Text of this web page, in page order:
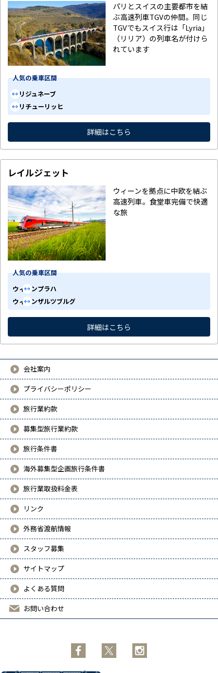
パリとスイスの主要都市を結
ぶ高速列車TGVの仲間。同じ
TGVでもスイス行は「Lyria」
（リリア）の列車名が付けら
れています
人気の乗車区間
パリ ジュネーブ
パリ チューリッヒ
詳細はこちら
レイルジェット
ウィーンを拠点に中欧を結ぶ
高速列車。食堂車完備で快適
な旅
人気の乗車区間
ウィーンプラハ
ウィーンザルツブルグ
詳細はこちら
会社案内
プライバシーポリシー
旅行業約款
募集型旅行業約款
旅行条件書
海外募集型企画旅行条件書
旅行業取扱料金表
リンク
外務省渡航情報
スタッフ募集
サイトマップ
よくある質問
お問い合わせ